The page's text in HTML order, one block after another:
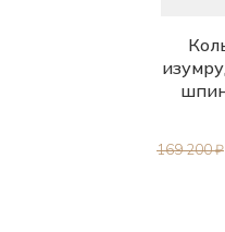
169 200 ₽